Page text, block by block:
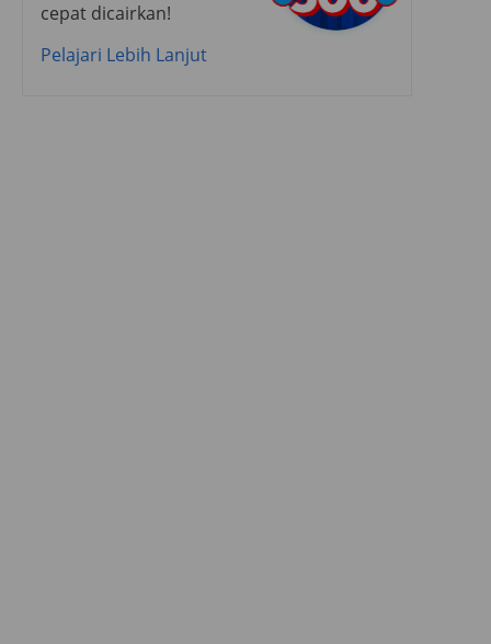
cepat dicairkan!
Pelajari Lebih Lanjut